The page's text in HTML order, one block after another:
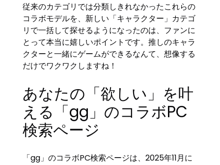
従来のカテゴリでは分類しきれなかったこれらの
コラボモデルを、新しい「キャラクター」カテゴ
リで一括して探せるようになったのは、ファンに
とって本当に嬉しいポイントです。推しのキャラ
クターと一緒にゲームができるなんて、想像する
だけでワクワクしますね！
あなたの「欲しい」を叶
える「gg」のコラボPC
検索ページ
「gg」のコラボPC検索ページは、2025年11月に